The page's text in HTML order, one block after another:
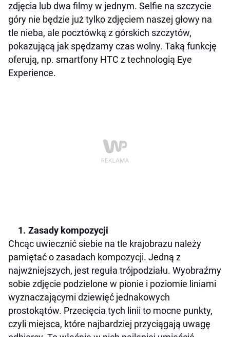
zdjęcia lub dwa filmy w jednym. Selfie na szczycie
góry nie będzie już tylko zdjęciem naszej głowy na
tle nieba, ale pocztówką z górskich szczytów,
pokazującą jak spędzamy czas wolny. Taką funkcję
oferują, np. smartfony HTC z technologią Eye
Experience.
Zasady kompozycji
Chcąc uwiecznić siebie na tle krajobrazu należy
pamiętać o zasadach kompozycji. Jedną z
najwżniejszych, jest reguła trójpodziału. Wyobraźmy
sobie zdjęcie podzielone w pionie i poziomie liniami
wyznaczającymi dziewięć jednakowych
prostokątów. Przecięcia tych linii to mocne punkty,
czyli miejsca, które najbardziej przyciągają uwagę